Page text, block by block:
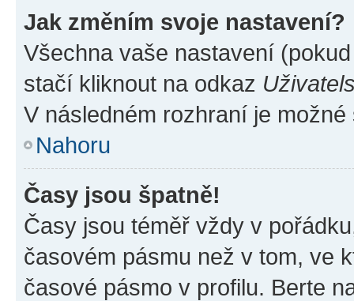
Jak změním svoje nastavení?
Všechna vaše nastavení
stačí kliknout na odkaz
V následném rozhraní je
Nahoru
Časy jsou špatně!
Časy jsou téměř vždy v
časovém pásmu než v tom, ve
časové pásmo v profilu. Berte